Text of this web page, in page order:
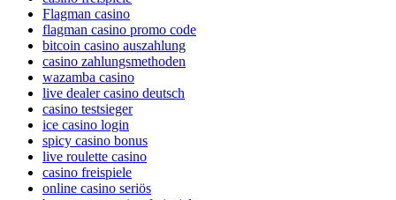
Flagman casino
flagman casino promo code
bitcoin casino auszahlung
casino zahlungsmethoden
wazamba casino
live dealer casino deutsch
casino testsieger
ice casino login
spicy casino bonus
live roulette casino
casino freispiele
online casino seriös